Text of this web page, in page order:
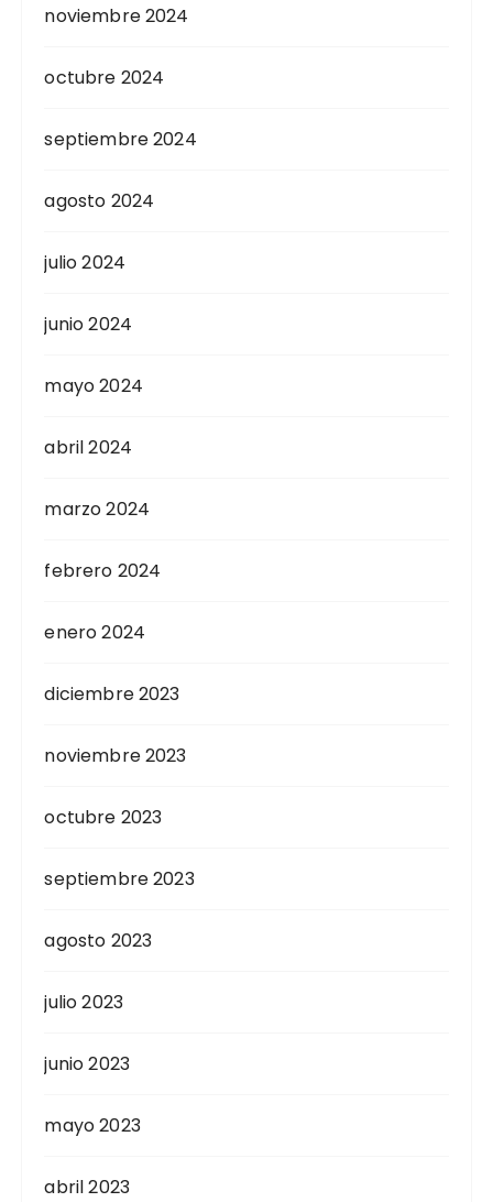
noviembre 2024
octubre 2024
septiembre 2024
agosto 2024
julio 2024
junio 2024
mayo 2024
abril 2024
marzo 2024
febrero 2024
enero 2024
diciembre 2023
noviembre 2023
octubre 2023
septiembre 2023
agosto 2023
julio 2023
junio 2023
mayo 2023
abril 2023